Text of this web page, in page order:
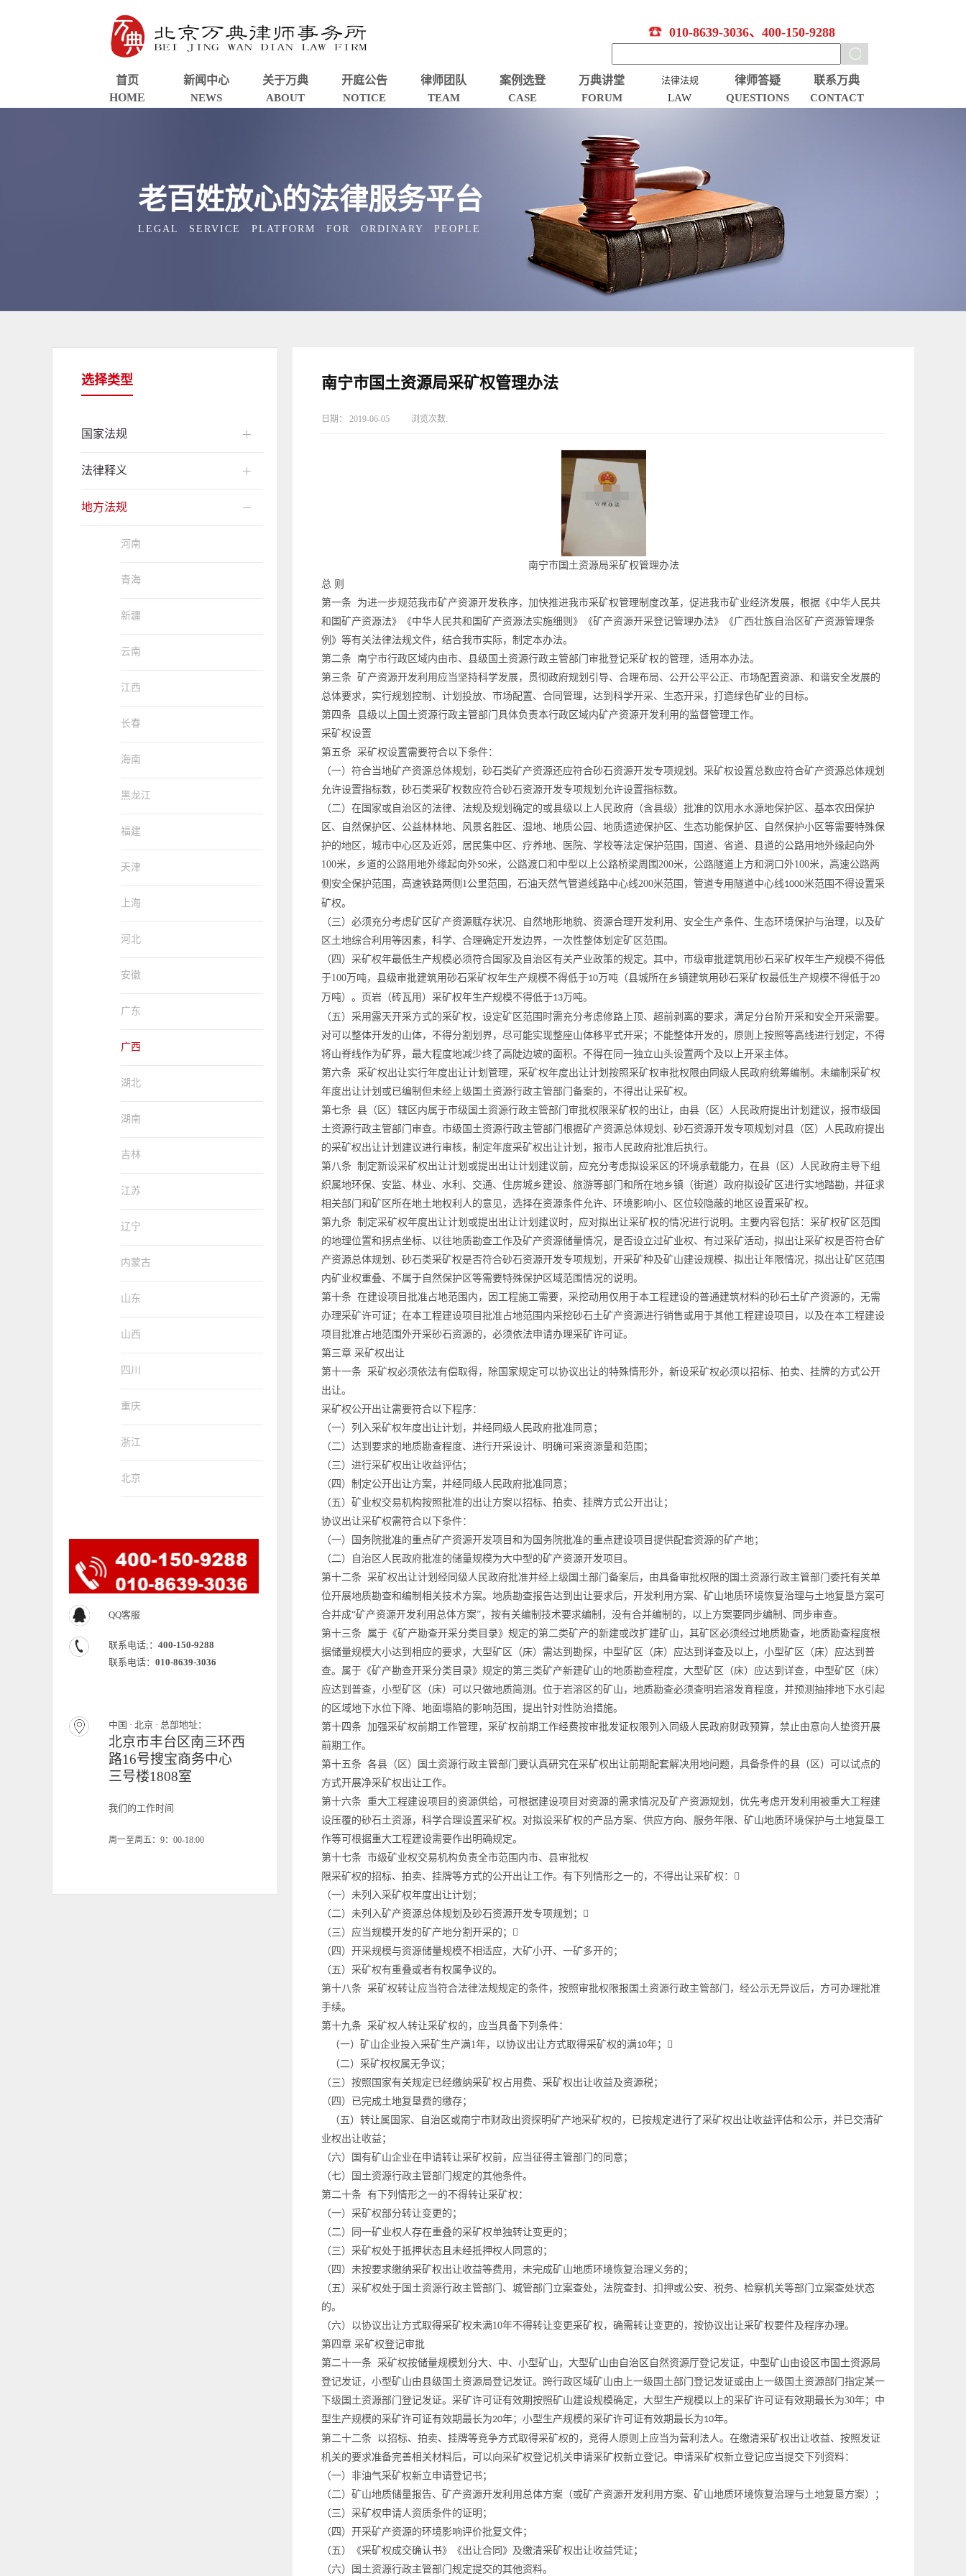
010-8639-3036、400-150-9288
首页
HOME
新闻中心
NEWS
关于万典
ABOUT
开庭公告
NOTICE
律师团队
TEAM
案例选登
CASE
万典讲堂
FORUM
法律法规
LAW
律师答疑
QUESTIONS
联系万典
CONTACT
老百姓放心的法律服务平台
LEGAL SERVICE PLATFORM FOR ORDINARY PEOPLE
选择类型
国家法规
法律释义
地方法规
河南
青海
新疆
云南
江西
长春
海南
黑龙江
福建
天津
上海
河北
安徽
广东
广西
湖北
湖南
吉林
江苏
辽宁
内蒙古
山东
山西
四川
重庆
浙江
北京
QQ客服
联系电话;： 400-150-9288
联系电话： 010-8639-3036
中国 · 北京 · 总部地址：
北京市丰台区南三环西
路16号搜宝商务中心
三号楼1808室
我们的工作时间
周一至周五：9：00-18:00
南宁市国土资源局采矿权管理办法
日期： 2019-06-05 浏览次数:
南宁市国土资源局采矿权管理办法
总 则
第一条 为进一步规范我市矿产资源开发秩序，加快推进我市采矿权管理制度改革，促进我市矿业经济发展，根据《中华人民共
和国矿产资源法》《中华人民共和国矿产资源法实施细则》《矿产资源开采登记管理办法》《广西壮族自治区矿产资源管理条
例》等有关法律法规文件，结合我市实际，制定本办法。
第二条 南宁市行政区域内由市、县级国土资源行政主管部门审批登记采矿权的管理，适用本办法。
第三条 矿产资源开发利用应当坚持科学发展，贯彻政府规划引导、合理布局、公开公平公正、市场配置资源、和谐安全发展的
总体要求，实行规划控制、计划投放、市场配置、合同管理，达到科学开采、生态开采，打造绿色矿业的目标。
第四条 县级以上国土资源行政主管部门具体负责本行政区域内矿产资源开发利用 的监督管理工作。
采矿权设置
第五条 采矿权设置需要符合以下条件：
（一）符合当地矿产资源总体规划，砂石类矿产资源还应符合砂石资源开发专项规划。 采矿权设置总数应符合矿产资源总体规划
允许设置指标数，砂石类采矿权数应符合砂石资源开发专项规划 允许设置指标数。
（二） 在国家或自治区 的法律、法规及规划确定的或县级以上人民政府（含县级）批准的饮用水水源地保护区、基本农田保护
区、自然保护区、公益林林地、风景名胜区、 湿地、 地质公园、 地质遗迹保护区、 生态功能保护区 、自然保护小区等需要特殊保
护的地区， 城市中心区及近郊，居民集中区、疗养地、医院、学校等法定保护范围，
国道、省道、县道的公路用地外缘起向外
100米，乡道的公路用地外缘起向外50米， 公路渡口和中型以上公路桥梁周围 200米， 公路隧道上方和洞口外100米， 高速公路两
侧 安全保护范围， 高速铁路两侧 1公里范围 ，石油天然气管道线路中心线200米范围，管道专用隧道中心线1000米范围 不得设置采
矿权。
（三）必须充分考虑矿区矿产资源赋存状况、自然地形地貌、资源合理开发利用、安全生产条件、生态环境保护与治理，以及矿
区土地综合利用等因素，科学、合理确定开发边界，一次性整体划定矿区范围。
（四）采矿权年最低生产规模必须符合国家及自治区有关产业政策的规定。其中，市级审批建筑用砂石采矿权年生产规模不得低
于100万吨，县级审批建筑用砂石采矿权年生产规模不得低于10万吨（县城所在乡镇建筑用砂石采矿权最低生产规模不得低于20
万吨）。页岩（砖瓦用）采矿权年生产规模不得低于13万吨。
（五）采用露天开采方式的采矿权，设定矿区范围时需充分考虑修路上顶、超前剥离的要求，满足分台阶开采和安全开采需要。
对可以整体开发的山体，不得分割划界，尽可能实现整座山体移平式开采；不能整体开发的，原则上按照等高线进行划定，不得
将山脊线作为矿界，最大程度地减少终了高陡边坡的面积。不得在同一独立山头设置两个及以上开采主体。
第六条 采矿权出让实行年度出让计划管理，采矿权年度出让计划按照采矿权审批权限由同级人民政府统筹编制。未编制采矿权
年度出让计划或已编制但未经上级国土资源行政主管部门备案的，不得出让采矿权。
第七条 县（区）辖区内属于市级国土资源行政主管部门审批权限采矿权的出让，由县（区）人民政府提出计划建议，报市级国
土资源行政主管部门审查。 市级国土资源行政主管部门根据矿产资源总体规划 、 砂石资源开发专项规划 对县（区）人民政府提出
的采矿权出让计划建议进行审核，制定年度采矿权出让计划，报市人民政府批准后执行。
第八条 制定新设采矿权出让计划或提出出让计划建议前，应充分考虑拟设采区的环境承载能力，在县（区）人民政府主导下组
织属地环保、安监、林业、 水利、交通、住房城乡建设、旅游等部门和所在地乡镇（街道）政府拟设矿区进行实地踏勘，并征求
相关部门和矿区所在地土地权利人的意见，选择在资源条件允许、环境影响小、区位较隐蔽的地区设置采矿权。
第九条 制定采矿权年度出让计划 或提出出让计划建议时，应对拟出让采矿权的情况进行说明。主要内容包括：采矿权矿区范围
的地理位置和拐点坐标、以往地质勘查工作及矿产资源储量情况，是否设立过矿业权、有过采矿活动，拟出让采矿权是否符合矿
产资源总体规划、砂石类采矿权是否符合砂石资源开发专项规划，开采矿种及矿山建设规模、拟出让年限情况，拟出让矿区范围
内矿业权重叠、不属于自然保护区等需要特殊保护区域范围情况的说明。
第十条 在建设项目批准占地范围内，因工程施工需要，采挖动用仅用于本工程建设的普通建筑材料的砂石土矿产资源的，无需
办理采矿许可证；在本工程建设项目批准占地范围内采挖砂石土矿产资源进行销售或用于其他工程建设项目，以及在本工程建设
项目批准占地范围外开采砂石资源的，必须依法申请办理采矿许可证。
第三章 采矿权出让
第十一条 采矿权必须依法有偿取得，除国家规定可以协议出让的特殊情形外，新设采矿权必须以招标、拍卖、挂牌的方式公开
出让。
采矿权公开出让需要符合以下程序：
（一）列入采矿权年度出让计划，并经同级人民政府批准同意；
（二）达到要求的地质勘查程度、进行开采设计、明确可采资源量和范围；
（三）进行采矿权出让收益评估；
（四）制定公开出让方案，并经同级人民政府批准同意；
（五）矿业权交易机构按照批准的出让方案以招标、拍卖、挂牌方式公开出让；
协议出让采矿权需符合以下条件：
（一）国务院批准的重点矿产资源开发项目和为国务院批准的重点建设项目提供配套资源的矿产地；
（二）自治区人民政府批准的储量规模为大中型的矿产资源开发项目。
第十二条 采矿权出让计划经同级人民政府批准并经上级国土部门备案后，由具备审批权限的国土资源行政主管部门委托有关单
位开展地质勘查和编制相关技术方案。地质勘查报告达到出让要求后，开发利用方案、矿山地质环境恢复治理与土地复垦方案可
合并成“矿产资源开发利用总体方案”，按有关编制技术要求编制，没有合并编制的，以上方案要同步编制、同步审查。
第十三条 属于《矿产勘查开采分类目录》规定的第二类矿产的新建或改扩建矿山，其矿区必须经过地质勘查，地质勘查程度根
据储量规模大小达到相应的要求，大型矿区（床）需达到勘探，中型矿区（床）应达到详查及以上，小型矿区（床）应达到普
查。属于《矿产勘查开采分类目录》规定的第三类矿产新建矿山的地质勘查程度，大型矿区（床）应达到详查，中型矿区（床）
应达到普查，小型矿区（床）可以只做地质简测。位于岩溶区的矿山，地质勘查必须查明岩溶发育程度，并预测抽排地下水引起
的区域地下水位下降、地面塌陷的影响范围，提出针对性防治措施。
第十四条 加强采矿权前期工作管理，采矿权前期工作经费按审批发证权限列入同级人民政府财政预算，禁止由意向人垫资开展
前期工作。
第十五条 各县（区）国土资源行政主管部门要认真研究在采矿权出让前期配套解决用地问题，具备条件的县（区）可以试点的
方式开展净采矿权出让工作。
第十六条 重大工程建设项目的资源供给，可根据建设项目对资源的需求情况及矿产资源规划，优先考虑开发利用被重大工程建
设压覆的砂石土资源，科学合理设置采矿权。对拟设采矿权的产品方案、供应方向、服务年限、矿山地质环境保护与土地复垦工
作等可根据重大工程建设需要作出明确规定。
第十七条 市级矿业权交易机构负责全市范围内市、县审批权
限采矿权的招标、拍卖、挂牌等方式的公开出让工作。 有下列情形之一的，不得出让采矿权：

（一）未列入采矿权年度出让计划；
（二）未列入矿产资源总体规划及砂石资源开发专项规划 ；

（三）应当规模开发的矿产地分割开采的；

（四）开采规模与资源储量规模不相适应，大矿小开、一矿多开的；
（五）采矿权有重叠或者有权属争议的。
第十八条 采矿权转让应当符合法律法规规定的条件，按照审批权限报国土资源行政主管部门，经公示无异议后，方可办理批准
手续。
第十九条 采矿权人转让采矿权的，应当具备下列条件：
（一）矿山企业投入采矿生产满1年，以协议出让方式取得采矿权的满10年；

（二）采矿权权属无争议；
（三）按照国家有关规定已经缴纳采矿权占用费、采矿权出让收益及资源税；
（四）已完成土地复垦费的缴存；
（五）转让属国家、自治区或南宁市财政出资探明矿产地采矿权的，已按规定进行了采矿权出让收益评估和公示，并已交清矿
业权出让收益；
（六）国有矿山企业在申请转让采矿权前，应当征得主管部门的同意；
（七）国土资源行政主管部门规定的其他条件。
第二十条 有下列情形之一的不得转让采矿权：
（一）采矿权部分转让变更的；
（二）同一矿业权人存在重叠的采矿权单独转让变更的；
（三）采矿权处于抵押状态且未经抵押权人同意的；
（四）未按要求缴纳采矿权出让收益等费用，未完成矿山地质环境恢复治理义务的；
（五）采矿权处于国土资源行政主管部门、 城管部门 立案查处，法院查封、扣押或公安、税务、检察机关等部门立案查处状态
的。
（六）以协议出让方式取得采矿权未满10年不得转让变更采矿权，确需转让变更的，按协议出让采矿权要件及程序办理。
第四章 采矿权登记审批
第二十一条 采矿权按储量规模划分大、中、小型矿山，大型矿山由自治区自然资源厅登记发证， 中型矿山由设区市国土资源局
登记发证，小型矿山由县级国土资源局登记发证。跨行政区域矿山由上一级国土部门登记发证或由上一级国土资源部门指定某一
下级国土资源部门登记发证。采矿许可证有效期按照矿山建设规模确定，大型生产规模以上的采矿许可证有效期最长为30年；中
型生产规模的采矿许可证有效期最长为20年；小型生产规模的采矿许可证有效期最长为10年。
第二十二条 以招标、拍卖、挂牌等竞争方式取得采矿权的，竞得人原则上应当为营利法人。 在缴清采矿权出让收益、按照发证
机关的要求准备完善相关材料后，可以向采矿权登记机关申请采矿权新立登记。申请采矿权新立登记应当提交下列资料：
（一）非油气采矿权新立申请登记书；
（二）矿山地质储量报告、矿产资源开发利用总体方案（或矿产资源开发利用方案、矿山地质环境恢复治理与土地复垦方案）；
（三）采矿权申请人资质条件的证明；
（四）开采矿产资源的环境影响评价批复文件；
（五）
《采矿权成交确认书》《出让合同》及缴清采矿权出让收益凭证；
（六）国土资源行政主管部门规定提交的其他资料。